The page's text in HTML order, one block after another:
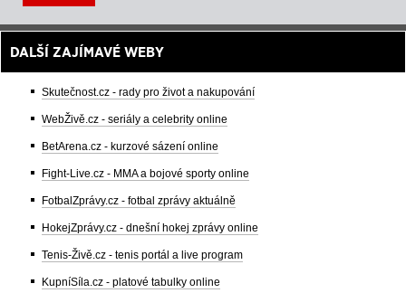
DALŠÍ ZAJÍMAVÉ WEBY
Skutečnost.cz - rady pro život a nakupování
WebŽivě.cz - seriály a celebrity online
BetArena.cz - kurzové sázení online
Fight-Live.cz - MMA a bojové sporty online
FotbalZprávy.cz - fotbal zprávy aktuálně
HokejZprávy.cz - dnešní hokej zprávy online
Tenis-Živě.cz - tenis portál a live program
KupníSíla.cz - platové tabulky online